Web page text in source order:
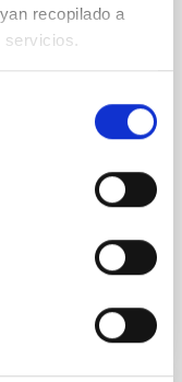
recopilado a
servicios.
the magnetic
cores and the